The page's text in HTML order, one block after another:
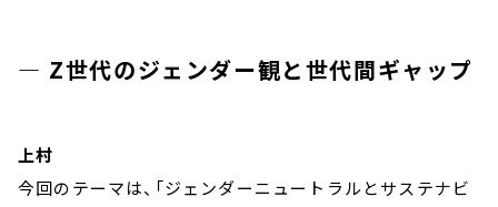
― Z世代のジェンダー観と世代間ギャップ
上村
今回のテーマは、「ジェンダーニュートラルとサステナビ